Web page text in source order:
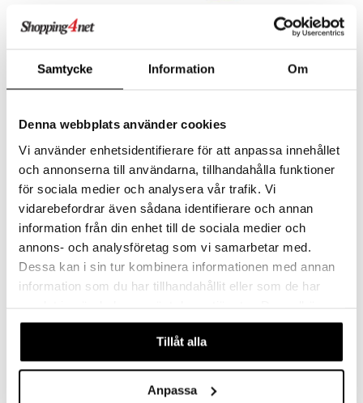
Samtycke Information Om
Denna webbplats använder cookies
Vi använder enhetsidentifierare för att anpassa innehållet
och annonserna till användarna, tillhandahålla funktioner
för sociala medier och analysera vår trafik. Vi
vidarebefordrar även sådana identifierare och annan
information från din enhet till de sociala medier och
annons- och analysföretag som vi samarbetar med.
Dessa kan i sin tur kombinera informationen med annan
information som du har tillhandahållit eller som de har
våra cookies vid fortsatt användande av vår webbplats.
Tillåt alla
Anpassa
42659 LEGO Friends Biltur
LEGO
Kjøretøysett med 2 minidukker, en valpefigur, en tilhenger og skateboardtilbehør.
259
42661 LEGO Friends
LEGO
42666 LEGO Friends
Et byggesett for katteelskende barn.
42675 LEGO Friends
Kakeleveranser
LEGO
Byggesett med minidukker og søte tilbehør.